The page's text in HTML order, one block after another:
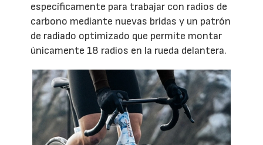
específicamente para trabajar con radios de
carbono mediante nuevas bridas y un patrón
de radiado optimizado que permite montar
únicamente 18 radios en la rueda delantera.